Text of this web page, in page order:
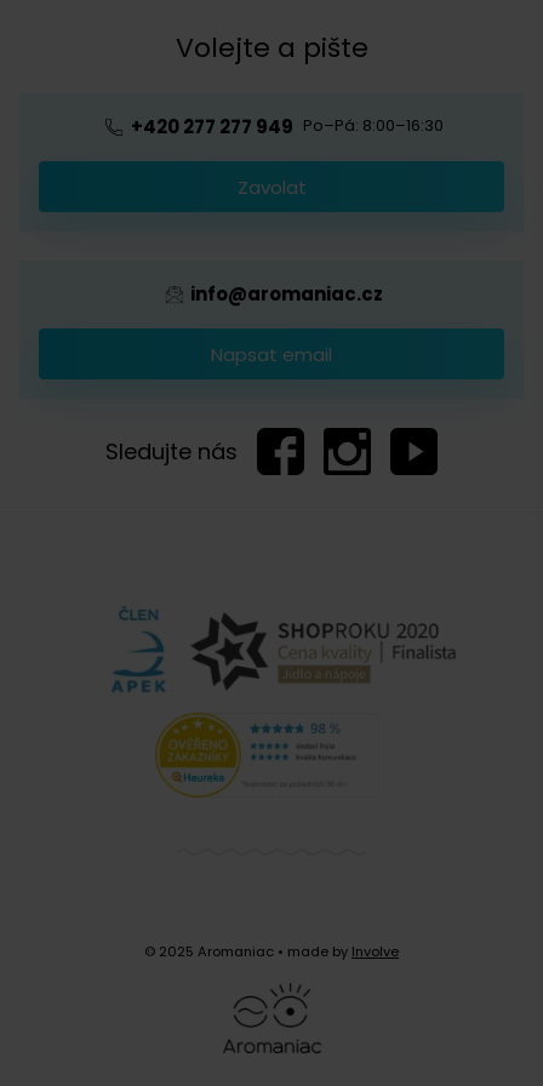
Ochrana osobních údajů
Provizní systém
Kávová akademieVolejte a pište
+420 277 277 949 Po–Pá: 8:00–16:30
Zavolat
info@aromaniac.cz
Napsat email
Sledujte nás
© 2025 Aromaniac • made by Involve